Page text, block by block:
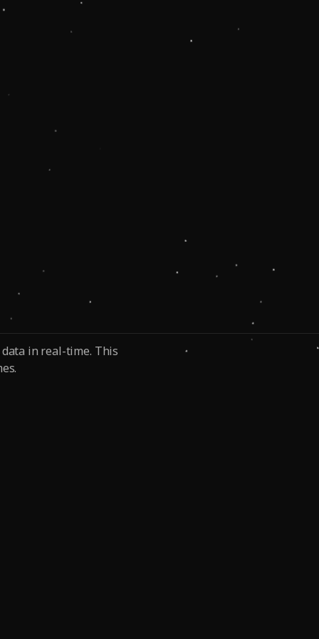
in real-time. This